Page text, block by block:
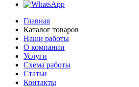
Главная
Каталог товаров
Наши работы
О компании
Услуги
Схема работы
Статьи
Контакты